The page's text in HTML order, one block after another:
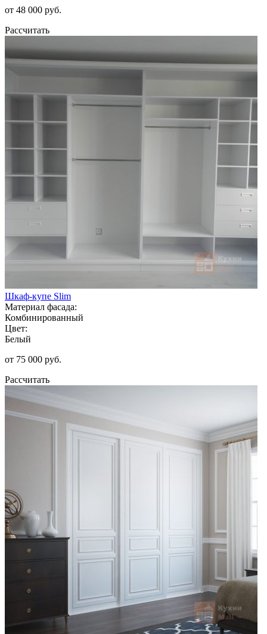
от 48 000 руб.
Рассчитать
Шкаф-купе Slim
Материал фасада:
Комбинированный
Цвет:
Белый
от 75 000 руб.
Рассчитать